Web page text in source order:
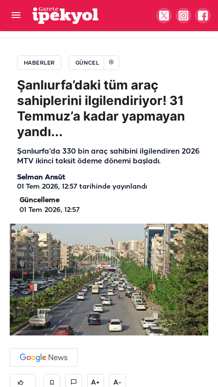
HABERLER GÜNCEL
Şanlıurfa’daki tüm araç
sahiplerini ilgilendiriyor! 31
Temmuz’a kadar yapmayan
yandı...
Şanlıurfa’da 330 bin araç sahibini ilgilendiren 2026
MTV ikinci taksit ödeme dönemi başladı.
Selman Arısüt
01 Tem 2026, 12:57 tarihinde yayınlandı
Güncelleme
01 Tem 2026, 12:57
A+ A-
Şanlıurfalı mevsimlik işçiden acı haber: Ekmek